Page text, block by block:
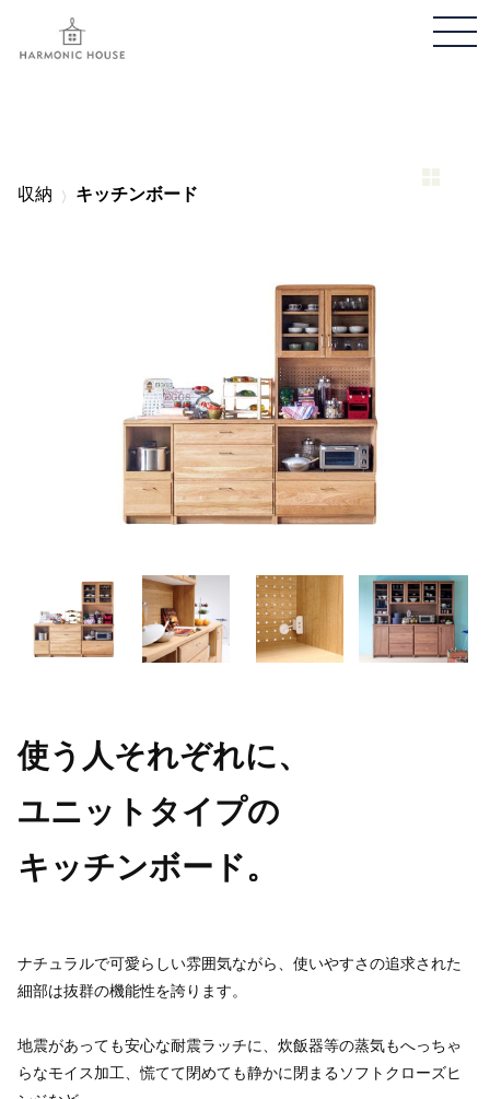
メ
収納 キッチンボード
使う人それぞれに、
ユニットタイプの
キッチンボード。
ナチュラルで可愛らしい雰囲気ながら、使いやすさの追求された
細部は抜群の機能性を誇ります。
地震があっても安心な耐震ラッチに、炊飯器等の蒸気もへっちゃ
らなモイス加工、慌てて閉めても静かに閉まるソフトクローズヒ